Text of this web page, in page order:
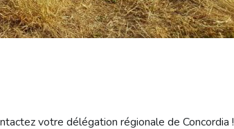
votre délégation régionale de Concordia !